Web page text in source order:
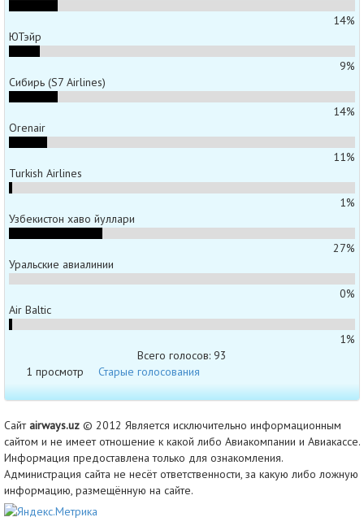
14%
ЮТэйр
9%
Сибирь (S7 Airlines)
14%
Orenair
11%
Turkish Airlines
1%
Узбекистон хаво йуллари
27%
Уральские авиалинии
0%
Air Baltic
1%
Всего голосов: 93
1 просмотр
Старые голосования
Сайтairways.uz © 2012 Является исключительно информационным
сайтом и не имеет отношение к какой либо Авиакомпании и Авиакассе.
Информация предоставлена только для ознакомления.
Администрация сайта не несёт ответственности, за какую либо ложную
информацию, размещённую на сайте.